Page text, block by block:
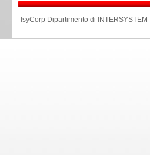
IsyCorp Dipartimento di